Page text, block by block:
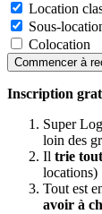
Location
Sous-
Colocation
Commencer à
Inscription
Super
loin des
Il trie
locations)
Tout est
avoir à